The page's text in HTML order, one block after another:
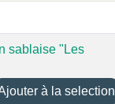
sablaise "Les
Ajouter à la selection